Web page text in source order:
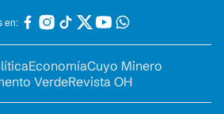
en:
EconomíaCuyo Minero
VerdeRevista OH